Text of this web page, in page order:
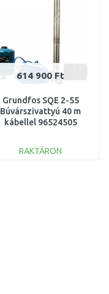
614 900 Ft
Grundfos SQE 2-55
Búvárszivattyú 40 m
kábellel 96524505
RAKTÁRON